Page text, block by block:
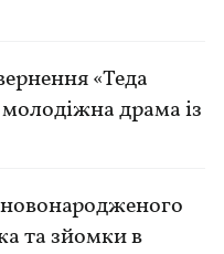
«Теда
молодіжна драма із
та зйомки в